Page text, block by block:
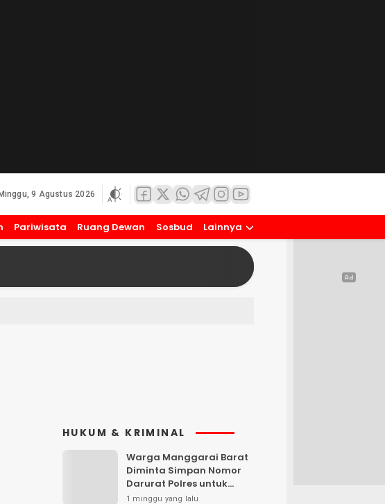
Minggu, 9 Agustus 2026
Pariwisata Ruang Dewan Sosbud Lainnya
HUKUM & KRIMINAL
Warga Manggarai Barat
Diminta Simpan Nomor
Darurat Polres untuk
Laporan Kamtibmas
1 minggu yang lalu